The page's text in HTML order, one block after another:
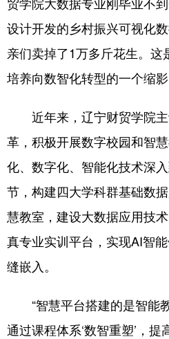
地方频道
辽宁 吉林
广东 广西
四川 贵州
陕西 甘肃
新疆 内蒙古
多语种频道
English Español
设计开发的乡村振兴可视化
亲们卖掉了1万多斤花生。
培养向数智化转型的一个缩影
近年来，辽宁财贸学院主
革，积极开展数字校园和智
化、数字化、智能化技术深
节，构建四大学科群基础数
慧教室，建设大数据应用技
真专业实训平台，实现AI智
缝嵌入。
“智慧平台搭建的是智能
通过课程体系‘数智重塑’，提